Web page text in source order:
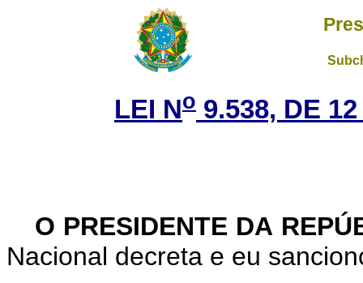
LEI No 9.538, DE
O PRESIDENTE DA
Nacional decreta e eu